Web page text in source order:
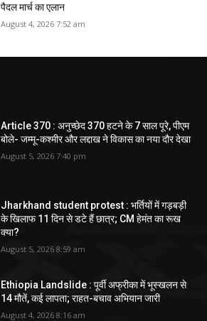
पैदल मार्च का एलान
August 4, 2026 7:52 am
Article 370 : अनुच्छेद 370 हटने के 7 साल पूरे, पीएम
बोले- जम्मू-कश्मीर और लद्दाख ने विकास का नया दौर देखा
August 5, 2026 7:40 pm
Jharkhand student protest : भर्तियों में गड़बड़ी
के खिलाफ 11 दिन से डटे हैं छात्र; CM हेमंत का रूख
क्या?
August 5, 2026 8:59 am
Ethiopia Landslide : पूर्वी अफ्रीका में भूस्खलन से
14 मौतें, कई लापता; राहत-बचाव अभियान जारी
August 4, 2026 8:16 am